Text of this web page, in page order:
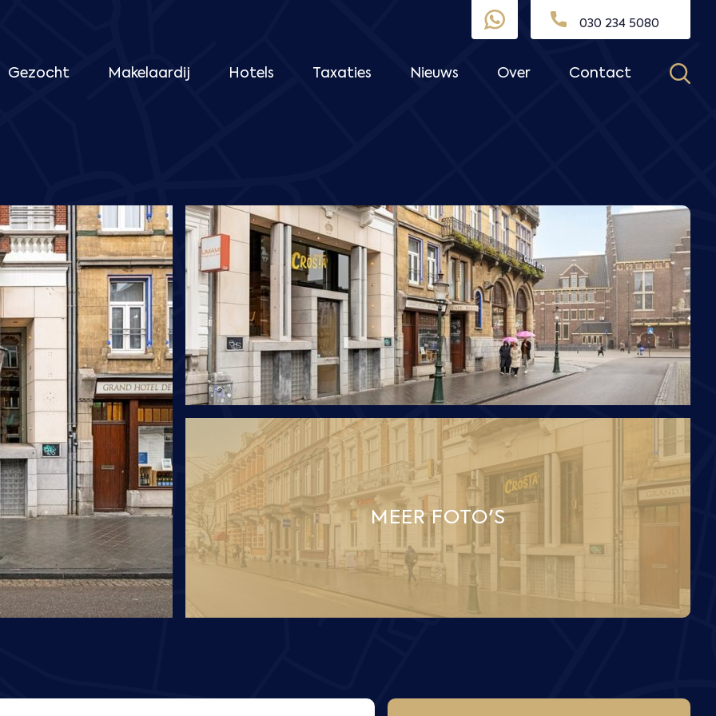
030 234 5080
Gezocht Makelaardij Hotels Taxaties Nieuws Over Contact